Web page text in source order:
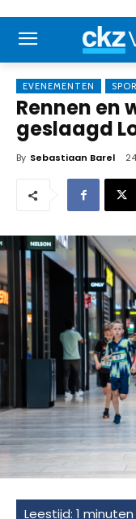
EVENEMENTEN
Rennen en
geslaagd
By Sebastiaan Barel